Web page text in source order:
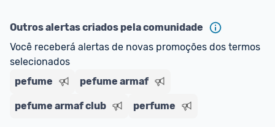
E lembre-se: você sempre pode contar ajuda da
comunidade para tirar dúvidas ou acionar os
nossos Admins marcando
comentário ou através do Fale com o Promobit.
Outros alertas criados pela comunidade
Você receberá alertas de novas promoções dos termos
selecionados
pefume
pefume armaf
pefume armaf club perfume